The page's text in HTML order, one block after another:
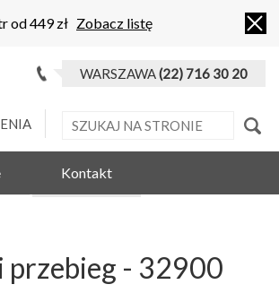
od 449 zł Zobacz listę
WARSZAWA(22) 716 30 20
Kontakt
przebieg - 32900